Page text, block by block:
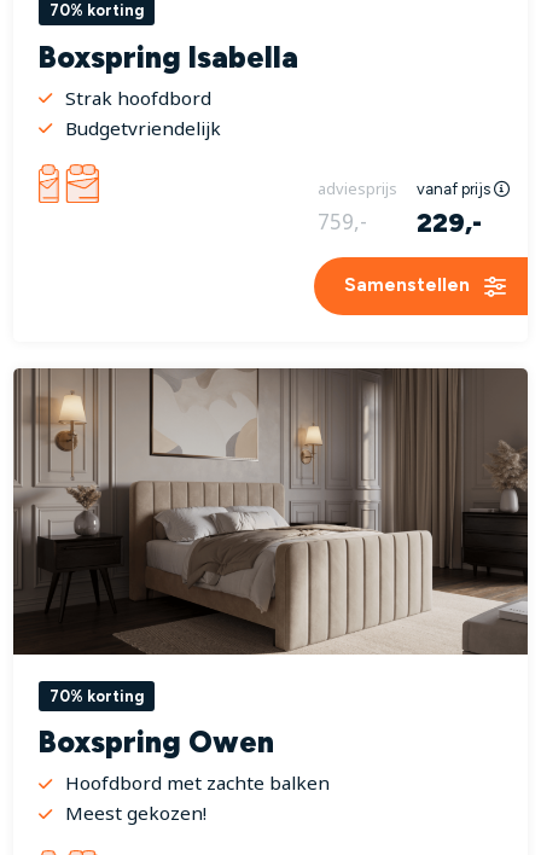
70% korting
Boxspring Isabella
Strak hoofdbord
Budgetvriendelijk
adviesprijs vanaf prijs
759,- 229,-
Samenstellen
70% korting
Boxspring Owen
Hoofdbord met zachte balken
Meest gekozen!